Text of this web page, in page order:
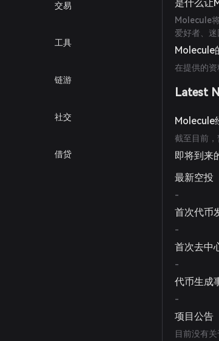
交易
工具
链游
社交
借贷
是什么让
Molecule
爱好者、迷
Molecule
在提供的
Latest
Molecule
截至目前
即将到来
最新空投
-
首次代币
-
首次去中
-
代币生成
-
项目公告
目前没有